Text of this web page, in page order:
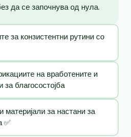
да се започнува од нула.
за конзистентни рутини со
на вработените и
за благосостојба
за настани за
✅